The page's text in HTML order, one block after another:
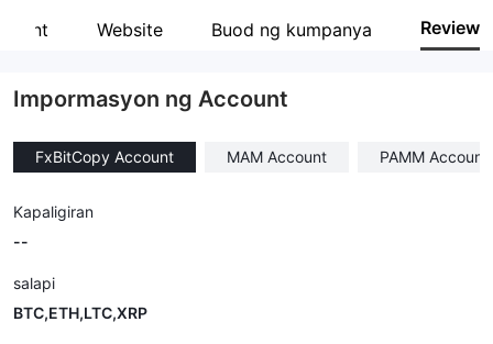
KumpanyaWebsite Buod ng kumpanya Review
Impormasyon ng Account
FxBitCopy Account MAM Account PAMM Account
Kapaligiran
--
salapi
BTC,ETH,LTC,XRP